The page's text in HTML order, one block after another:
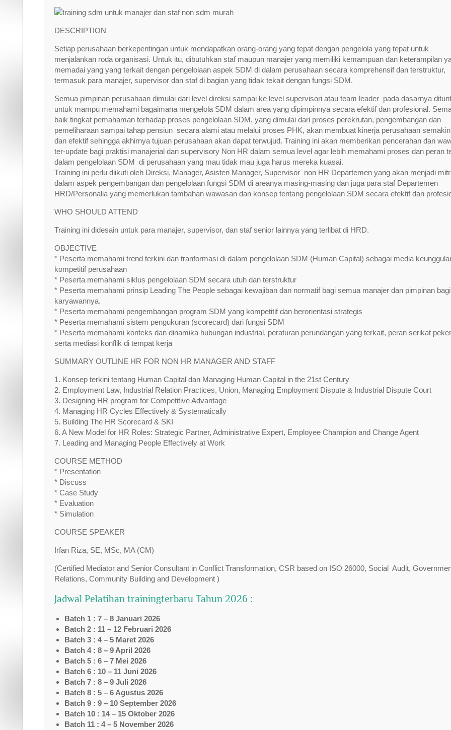
DESCRIPTION
Setiap perusahaan berkepentingan untuk mendapatkan orang-orang yang tepat dengan pengelola yang tepat untuk
menjalankan roda organisasi. Untuk itu, dibutuhkan staf maupun manajer yang memiliki kemampuan dan keterampilan
memadai yang yang terkait dengan pengelolaan aspek SDM di dalam perusahaan secara komprehensif dan terstruktur,
termasuk para manajer, supervisor dan staf di bagian yang tidak tekait dengan fungsi SDM.
Semua pimpinan perusahaan dimulai dari level direksi sampai ke level supervisori atau team leader pada dasarnya
untuk mampu memahami bagaimana mengelola SDM dalam area yang dipimpinnya secara efektif dan profesional.
baik tingkat pemahaman terhadap proses pengelolaan SDM, yang dimulai dari proses perekrutan, pengembangan dan
pemeliharaan sampai tahap pensiun secara alami atau melalui proses PHK, akan membuat kinerja perusahaan
dan efektif sehingga akhirnya tujuan perusahaan akan dapat terwujud. Training ini akan memberikan pencerahan dan
ter-update bagi praktisi manajerial dan supervisory Non HR dalam semua level agar lebih memahami proses dan peran
dalam pengelolaan SDM di perusahaan yang mau tidak mau juga harus mereka kuasai.
Training ini perlu diikuti oleh Direksi, Manager, Asisten Manager, Supervisor non HR Departemen yang akan menjadi
dalam aspek pengembangan dan pengelolaan fungsi SDM di areanya masing-masing dan juga para staf Departemen
HRD/Personalia yang memerlukan tambahan wawasan dan konsep tentang pengelolaan SDM secara efektif dan
WHO SHOULD ATTEND
Training ini didesain untuk para manajer, supervisor, dan staf senior lainnya yang terlibat di HRD.
OBJECTIVE
* Peserta memahami trend terkini dan tranformasi di dalam pengelolaan SDM (Human Capital) sebagai media
kompetitif perusahaan
* Peserta memahami siklus pengelolaan SDM secara utuh dan terstruktur
* Peserta memahami prinsip Leading The People sebagai kewajiban dan normatif bagi semua manajer dan pimpinan bagi
karyawannya.
* Peserta memahami pengembangan program SDM yang kompetitif dan berorientasi strategis
* Peserta memahami sistem pengukuran (scorecard) dari fungsi SDM
* Peserta memahami konteks dan dinamika hubungan industrial, peraturan perundangan yang terkait, peran serikat
serta mediasi konflik di tempat kerja
SUMMARY OUTLINE HR FOR NON HR MANAGER AND STAFF
1. Konsep terkini tentang Human Capital dan Managing Human Capital in the 21st Century
2. Employment Law, Industrial Relation Practices, Union, Managing Employment Dispute & Industrial Dispute Court
3. Designing HR program for Competitive Advantage
4. Managing HR Cycles Effectively & Systematically
5. Building The HR Scorecard & SKI
6. A New Model for HR Roles: Strategic Partner, Administrative Expert, Employee Champion and Change Agent
7. Leading and Managing People Effectively at Work
COURSE METHOD
* Presentation
* Discuss
* Case Study
* Evaluation
* Simulation
COURSE SPEAKER
Irfan Riza, SE, MSc, MA (CM)
(Certified Mediator and Senior Consultant in Conflict Transformation, CSR based on ISO 26000, Social Audit,
Relations, Community Building and Development )
Jadwal Pelatihan trainingterbaru Tahun 2026 :
Batch 1 : 7 – 8 Januari 2026
Batch 2 : 11 – 12 Februari 2026
Batch 3 : 4 – 5 Maret 2026
Batch 4 : 8 – 9 April 2026
Batch 5 : 6 – 7 Mei 2026
Batch 6 : 10 – 11 Juni 2026
Batch 7 : 8 – 9 Juli 2026
Batch 8 : 5 – 6 Agustus 2026
Batch 9 : 9 – 10 September 2026
Batch 10 : 14 – 15 Oktober 2026
Batch 11 : 4 – 5 November 2026